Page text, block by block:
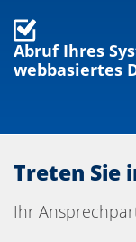
Abruf Ihres
webbasiertes
Treten Sie
Ihr